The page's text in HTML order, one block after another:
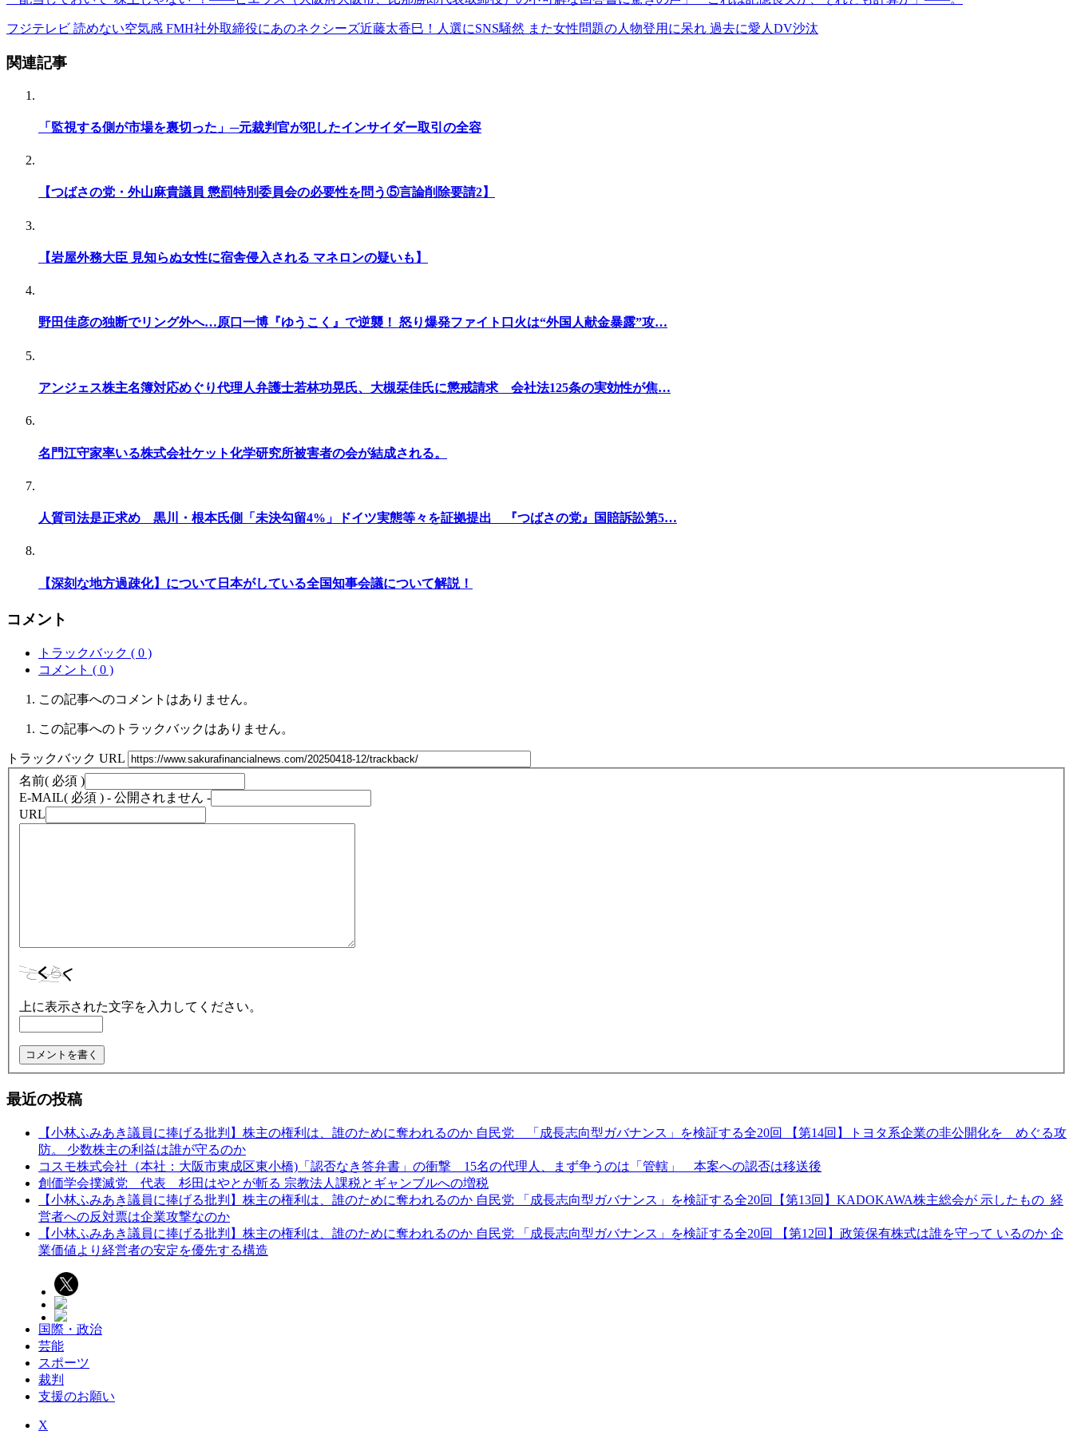
フジテレビ 読めない空気感 FMH社外取締役にあのネクシーズ近藤太香巳！人選にSNS騒然 また女性問題の人物登用に呆れ 過去に愛人DV沙汰
関連記事
「監視する側が市場を裏切った」─元裁判官が犯したインサイダー取引の全容
【つばさの党・外山麻貴議員 懲罰特別委員会の必要性を問う⑤言論削除要請2】
【岩屋外務大臣 見知らぬ女性に宿舎侵入される マネロンの疑いも】
野田佳彦の独断でリング外へ…原口一博『ゆうこく』で逆襲！ 怒り爆発ファイト口火は“外国人献金暴露”攻…
アンジェス株主名簿対応めぐり代理人弁護士若林功晃氏、大槻栞佳氏に懲戒請求 会社法125条の実効性が焦…
名門江守家率いる株式会社ケット化学研究所被害者の会が結成される。
人質司法是正求め 黒川・根本氏側「未決勾留4%」ドイツ実態等々を証拠提出 『つばさの党』国賠訴訟第5…
【深刻な地方過疎化】について日本がしている全国知事会議について解説！
コメント
トラックバック ( 0 )
コメント ( 0 )
この記事へのコメントはありません。
この記事へのトラックバックはありません。
トラックバック URL
名前( 必須 )
E-MAIL( 必須 ) - 公開されません -
URL
上に表示された文字を入力してください。
最近の投稿
【小林ふみあき議員に捧げる批判】株主の権利は、誰のために奪われるのか 自民党 「成長志向型ガバナンス」を検証する全20回 【第14回】トヨタ系企業の非公開化を めぐる攻
防。 少数株主の利益は誰が守るのか
コスモ株式会社（本社：大阪市東成区東小橋)「認否なき答弁書」の衝撃 15名の代理人、まず争うのは「管轄」 本案への認否は移送後
創価学会撲滅党 代表 杉田はやとが斬る 宗教法人課税とギャンブルへの増税
【小林ふみあき議員に捧げる批判】株主の権利は、誰のために奪われるのか 自民党 「成長志向型ガバナンス」を検証する全20回【第13回】KADOKAWA株主総会が 示したもの 経
営者への反対票は企業攻撃なのか
【小林ふみあき議員に捧げる批判】株主の権利は、誰のために奪われるのか 自民党 「成長志向型ガバナンス」を検証する全20回 【第12回】政策保有株式は誰を守って いるのか 企
業価値より経営者の安定を優先する構造
国際・政治
芸能
スポーツ
裁判
支援のお願い
X